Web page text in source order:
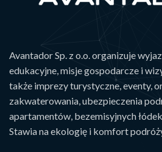
Avantador Sp. z o.o. organizuje
edukacyjne, misje gospodarcze i
także imprezy turystyczne, eventy,
zakwaterowania, ubezpieczenia
apartamentów, bezemisyjnych
Stawia na ekologię i komfort